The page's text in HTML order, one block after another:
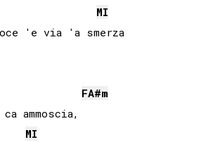
MI
'e via 'a smerza
FA#m
ammoscia,
MI